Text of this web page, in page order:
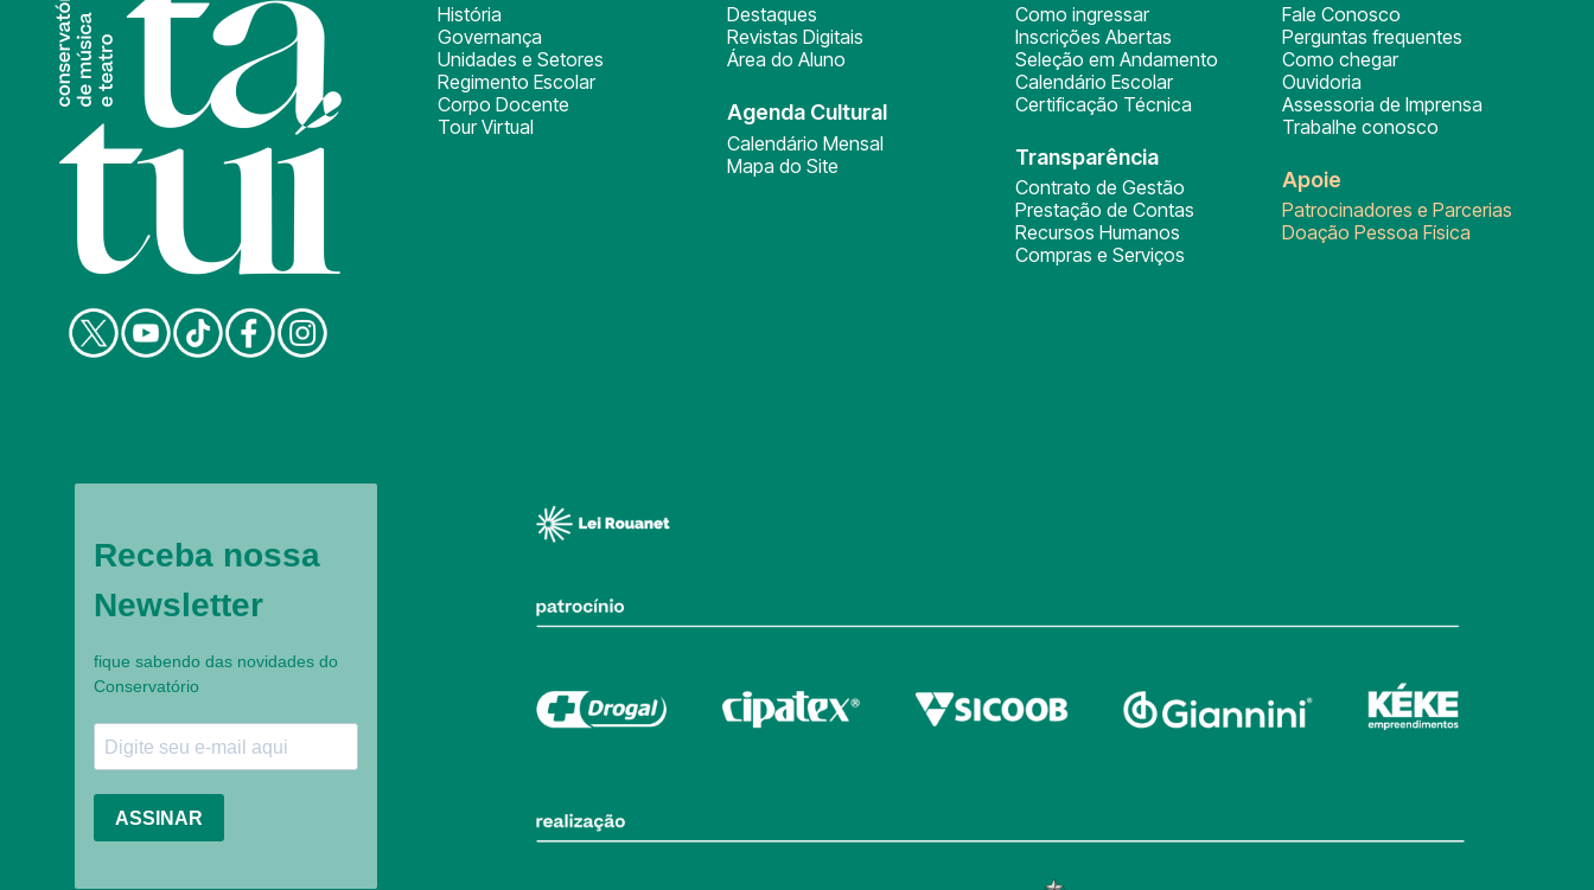
História
Governança
Unidades e Setores
Regimento Escolar
Corpo Docente
Tour Virtual
Destaques
Revistas Digitais
Área do Aluno
Agenda Cultural
Calendário Mensal
Mapa do Site
Como ingressar
Inscrições Abertas
Seleção em Andamento
Calendário Escolar
Certificação Técnica
Transparência
Contrato de Gestão
Prestação de Contas
Recursos Humanos
Compras e Serviços
Fale Conosco
Perguntas frequentes
Como chegar
Ouvidoria
Assessoria de Imprensa
Trabalhe conosco
Apoie
Patrocinadores e Parcerias
Doação Pessoa Física